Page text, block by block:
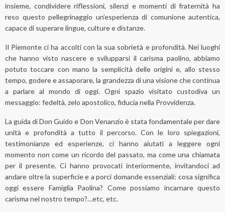
insieme, condividere riflessioni, silenzi e momenti di fraternità ha
reso questo pellegrinaggio un’esperienza di comunione autentica,
capace di superare lingue, culture e distanze.
Il Piemonte ci ha accolti con la sua sobrietà e profondità. Nei luoghi
che hanno visto nascere e svilupparsi il carisma paolino, abbiamo
potuto toccare con mano la semplicità delle origini e, allo stesso
tempo, godere e assaporare, la grandezza di una visione che continua
a parlare al mondo di oggi. Ogni spazio visitato custodiva un
messaggio: fedeltà, zelo apostolico, fiducia nella Provvidenza.
La guida di Don Guido e Don Venanzio è stata fondamentale per dare
unità e profondità a tutto il percorso. Con le loro spiegazioni,
testimonianze ed esperienze, ci hanno aiutati a leggere ogni
momento non come un ricordo del passato, ma come una chiamata
per il presente. Ci hanno provocati interiormente, invitandoci ad
andare oltre la superficie e a porci domande essenziali: cosa significa
oggi essere Famiglia Paolina? Come possiamo incarnare questo
carisma nel nostro tempo?…etc, etc.